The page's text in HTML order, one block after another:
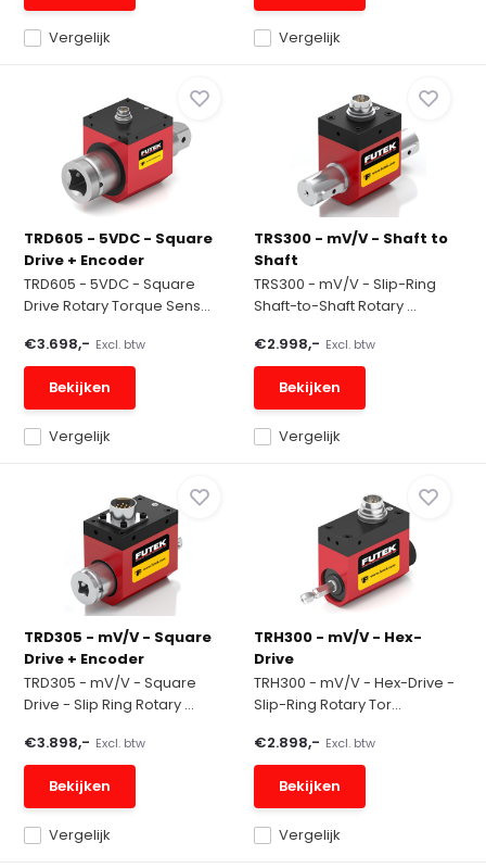
Vergelijk Vergelijk
TRD605 - 5VDC - Square
Drive + Encoder
TRD605 - 5VDC - Square
Drive Rotary Torque Sens...
Vergelijk
€3.698,- Excl. btw
Bekijken
TRS300 - mV/V - Shaft to
Shaft
TRS300 - mV/V - Slip-Ring
Shaft-to-Shaft Rotary ...
Vergelijk
€2.998,- Excl. btw
Bekijken
TRD305 - mV/V - Square
Drive + Encoder
TRD305 - mV/V - Square
Drive - Slip Ring Rotary ...
Vergelijk
€3.898,- Excl. btw
Bekijken
TRH300 - mV/V - Hex-
Drive
TRH300 - mV/V - Hex-Drive -
Slip-Ring Rotary Tor...
Vergelijk
€2.898,- Excl. btw
Bekijken